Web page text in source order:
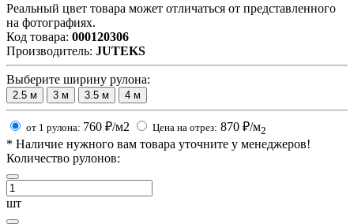
Реальный цвет товара может отличаться от представленного
на фотографиях.
Код товара: 000120306
Производитель: JUTEKS
Выберите ширину рулона:
2.5 м 3 м 3.5 м 4 м
от 1 рулона: 760 ₽/м2 Цена на отрез: 870 ₽/м2
* Наличие нужного вам товара уточните у менеджеров!
Количество рулонов:
шт